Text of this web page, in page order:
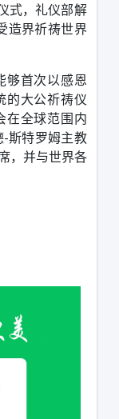
式，礼仪部解
造界祈祷世界
够首次以感恩
的大公祈祷仪
在全球范围内
-斯特罗姆主教
，并与世界各